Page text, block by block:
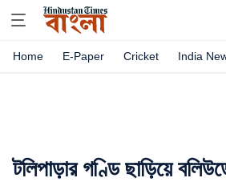
Home E-Paper Cricket India
টলিপাড়ার গণ্ডি ছাড়িয়ে